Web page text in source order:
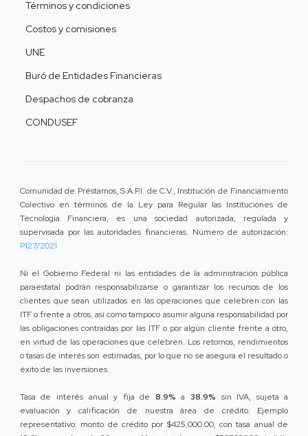
Términos y condiciones
Costos y comisiones
UNE
Buró de Entidades Financieras
Despachos de cobranza
CONDUSEF
Comunidad de Préstamos, S.A.P.I. de C.V., Institución de Financiamiento
Colectivo en términos de la Ley para Regular las Instituciones de
Tecnología Financiera, es una sociedad autorizada, regulada y
supervisada por las autoridades financieras. Número de autorización:
P127/2021
Ni el Gobierno Federal ni las entidades de la administración pública
paraestatal podrán responsabilizarse o garantizar los recursos de los
clientes que sean utilizados en las operaciones que celebren con las
ITF o frente a otros, así como tampoco asumir alguna responsabilidad por
las obligaciones contraídas por las ITF o por algún cliente frente a otro,
en virtud de las operaciones que celebren. Los retornos, rendimientos
o tasas de interés son estimadas, por lo que no se asegura el resultado o
éxito de las inversiones.
Tasa de interés anual y fija de 8.9% a 38.9% sin IVA, sujeta a
evaluación y calificación de nuestra área de crédito. Ejemplo
representativo: monto de crédito por $425,000.00, con tasa anual de